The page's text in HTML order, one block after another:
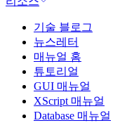
기술 블로그
뉴스레터
매뉴얼 홈
튜토리얼
GUI 매뉴얼
XScript 매뉴얼
Database 매뉴얼